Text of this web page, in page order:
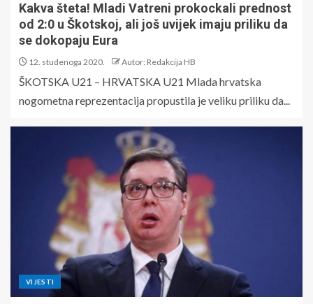
Kakva šteta! Mladi Vatreni prokockali prednost
od 2:0 u Škotskoj, ali još uvijek imaju priliku da
se dokopaju Eura
12. studenoga 2020. Autor: Redakcija HB
ŠKOTSKA U21 – HRVATSKA U21 Mlada hrvatska
nogometna reprezentacija propustila je veliku priliku da...
VIJESTI